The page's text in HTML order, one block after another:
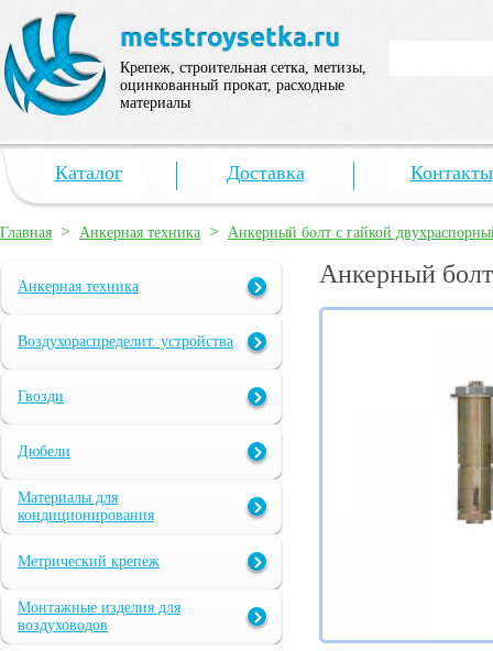
Крепеж, строительная сетка, метизы,
оцинкованный прокат, расходные
материалы
Каталог Доставка Контакты
Главная > Анкерная техника > Анкерный болт с гайкой
Анкерная техника
Воздухораспределит. устройства
Гвозди
Дюбели
Материалы для
кондиционирования
Метрический крепеж
Монтажные изделия для
воздуховодов
Анкерный